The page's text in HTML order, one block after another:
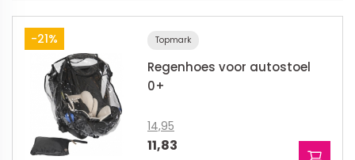
-21% Topmark
Regenhoes voor autostoel
0+
14,95
11,83